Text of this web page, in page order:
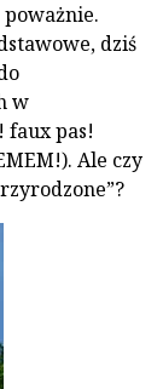
dziś
w
faux pas!
Ale czy